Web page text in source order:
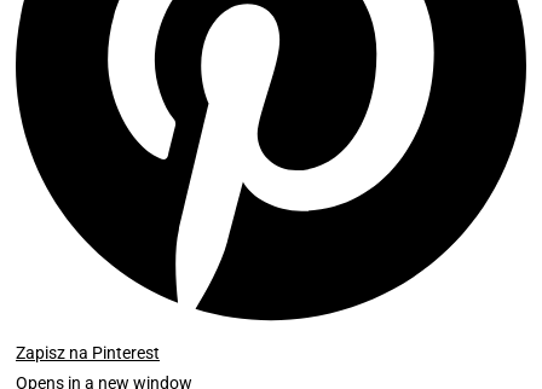
Zapisz na Pinterest
Opens in a new window